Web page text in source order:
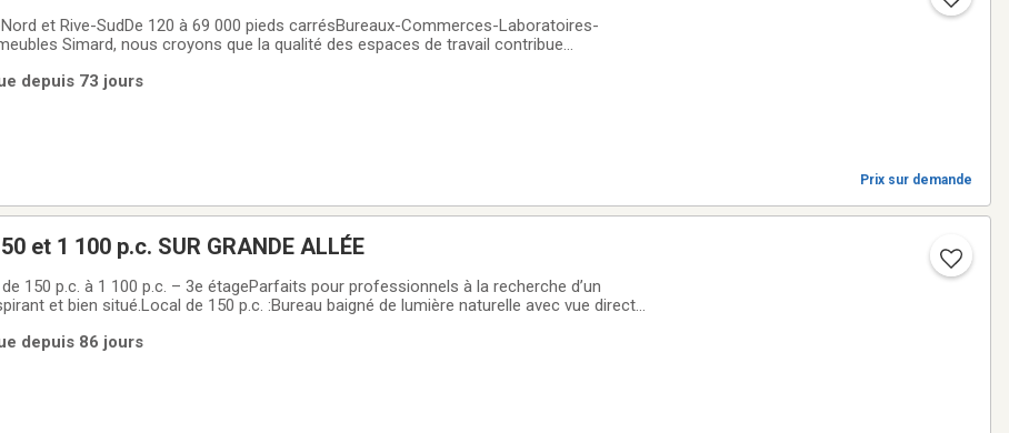
et Rive-SudDe 120 à 69 000 pieds carrésBureaux-Commerces-Laboratoires-
Simard, nous croyons que la qualité des espaces de travail contribue
dans des secteurs
depuis 73 jours
Prix sur demande
et 1 100 p.c. SUR GRANDE ALLÉE
150 p.c. à 1 100 p.c. – 3e étageParfaits pour professionnels à la recherche d’un
et bien situé.Local de 150 p.c. :Bureau baigné de lumière naturelle avec vue directe
accès
depuis 86 jours